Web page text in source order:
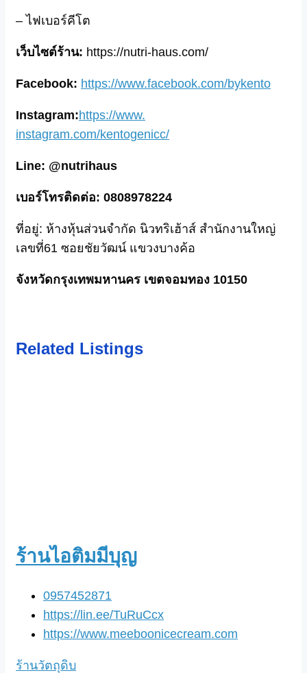
– ไฟเบอร์คีโต
เว็บไซต์ร้าน: https://nutri-haus.com/
Facebook: https://www.facebook.com/bykento
Instagram:https://www.
instagram.com/kentogenicc/
Line: @nutrihaus
เบอร์โทรติดต่อ: 0808978224
ที่อยู่: ห้างหุ้นส่วนจำกัด นิวทริเฮ้าส์ สำนักงานใหญ่
เลขที่61 ซอยชัยวัฒน์ แขวงบางค้อ
จังหวัดกรุงเทพมหานคร เขตจอมทอง 10150
Related Listings
ร้านไอติมมีบุญ
0957452871
https://lin.ee/TuRuCcx
https://www.meeboonicecream.com
ร้านวัตถุดิบ